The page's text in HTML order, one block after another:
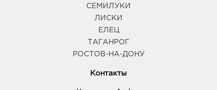
СЕМИЛУКИ
ЛИСКИ
ЕЛЕЦ
ТАГАНРОГ
РОСТОВ-НА-ДОНУ
Контакты